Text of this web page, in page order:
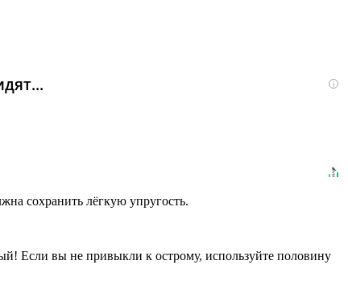
i
сохранить лёгкую упругость.
Если вы не привыкли к острому, используйте половину